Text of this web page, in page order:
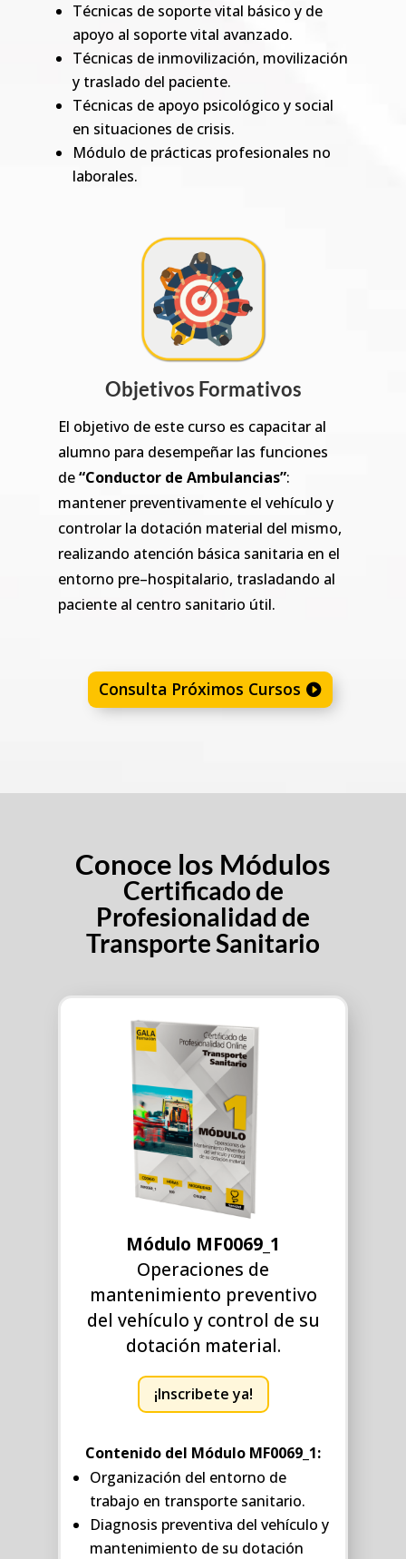
Técnicas de soporte vital básico y de
apoyo al soporte vital avanzado.
Técnicas de inmovilización, movilización
y traslado del paciente.
Técnicas de apoyo psicológico y social
en situaciones de crisis.
Módulo de prácticas profesionales no
laborales.
Objetivos Formativos
El objetivo de este curso es capacitar al
alumno para desempeñar las funciones
de“Conductor de Ambulancias”:
mantener preventivamente el vehículo y
controlar la dotación material del mismo,
realizando atención básica sanitaria en el
entorno pre–hospitalario, trasladando al
paciente al centro sanitario útil.
Consulta Próximos Cursos
Conoce los Módulos
Certificado de
Profesionalidad de
Transporte Sanitario
Módulo MF0069_1
Operaciones de
mantenimiento preventivo
del vehículo y control de su
dotación material.
¡Inscribete ya!
Contenido del Módulo MF0069_1:
Organización del entorno de
trabajo en transporte sanitario.
Diagnosis preventiva del vehículo y
mantenimiento de su dotación